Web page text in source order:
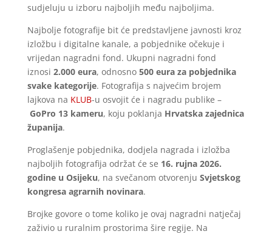
sudjeluju u izboru najboljih među najboljima.
Najbolje fotografije bit će predstavljene javnosti kroz
izložbu i digitalne kanale, a pobjednike očekuje i
vrijedan nagradni fond. Ukupni nagradni fond
iznosi 2.000 eura, odnosno 500 eura za pobjednika
svake kategorije. Fotografija s najvećim brojem
lajkova na KLUB-u osvojit će i nagradu publike –
GoPro 13 kameru, koju poklanja Hrvatska zajednica
županija.
Proglašenje pobjednika, dodjela nagrada i izložba
najboljih fotografija održat će se 16. rujna 2026.
godine u Osijeku, na svečanom otvorenju Svjetskog
kongresa agrarnih novinara.
Brojke govore o tome koliko je ovaj nagradni natječaj
zaživio u ruralnim prostorima šire regije. Na